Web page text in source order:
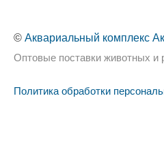
© Аквариальный комплекс
Оптовые поставки животных и
Политика обработки